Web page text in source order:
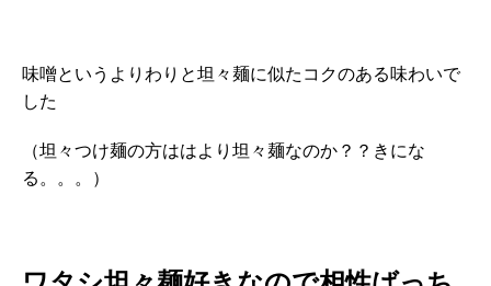
味噌というよりわりと坦々麺に似たコクのある味わいで
した
（坦々つけ麺の方ははより坦々麺なのか？？きにな
る。。。）